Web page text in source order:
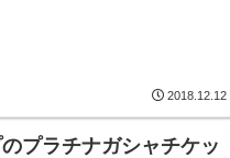
2018.12.12
プラチナガシャチケッ